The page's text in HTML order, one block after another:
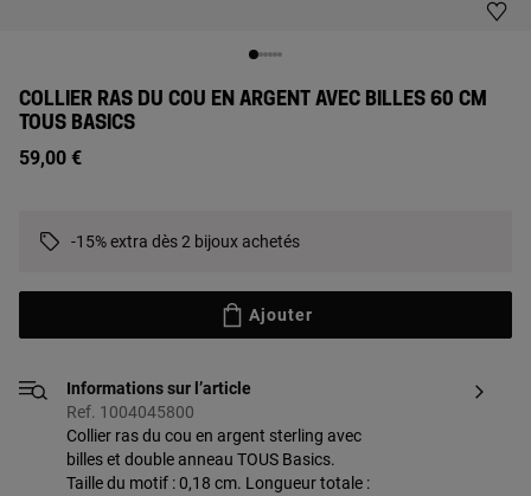
COLLIER RAS DU COU EN ARGENT AVEC BILLES 60 CM
TOUS BASICS
59,00 €
-15% extra dès 2 bijoux achetés
Ajouter
Informations sur l’article
Ref. 1004045800
Collier ras du cou en argent sterling avec
billes et double anneau TOUS Basics.
Taille du motif : 0,18 cm. Longueur totale :